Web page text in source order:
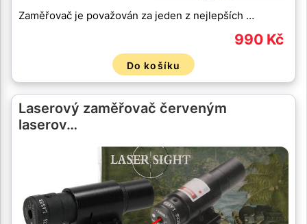
Zaměřovač je považován za jeden z nejlepších …
990 Kč
Do košíku
Laserový zaměřovač červeným
laserov…